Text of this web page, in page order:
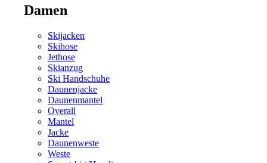
Damen
Skijacken
Skihose
Jethose
Skianzug
Ski Handschuhe
Daunenjacke
Daunenmantel
Overall
Mantel
Jacke
Daunenweste
Weste